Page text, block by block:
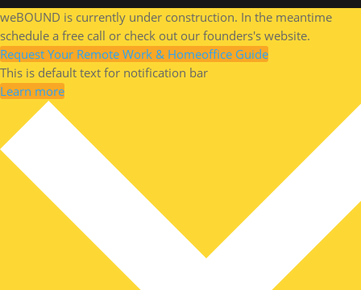
weBOUND is currently under construction. In the meantime
schedule a free call or check out our founders's website.
Request Your Remote Work & Homeoffice Guide
This is default text for notification bar
Learn more